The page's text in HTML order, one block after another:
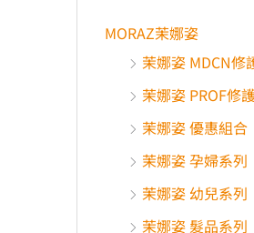
MORAZ茉娜姿
茉娜姿 MDCN修
茉娜姿 PROF修
茉娜姿 優惠組合
茉娜姿 孕婦系列
茉娜姿 幼兒系列
茉娜姿 髮品系列